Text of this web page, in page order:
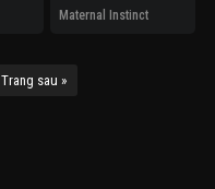
Maternal Instinct
Trang sau »